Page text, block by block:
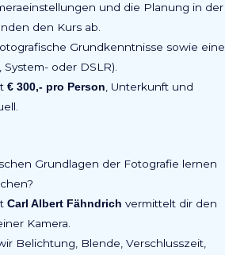
und die Planung in der
den Kurs ab.
Grundkenntnisse sowie eine
oder DSLR).
€ 300,- pro Person, Unterkunft und
Grundlagen der Fotografie lernen
Carl Albert Fähndrich vermittelt dir den
Kamera.
Belichtung, Blende, Verschlusszeit,